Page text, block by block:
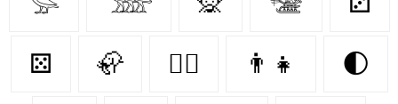
⚄ 🦣 🐕‍🦺 👨‍👧 🌓